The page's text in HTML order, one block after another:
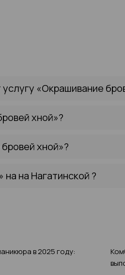
«Окрашивание
хной»?
хной»?
на Нагатинской ?
в 2025 году: